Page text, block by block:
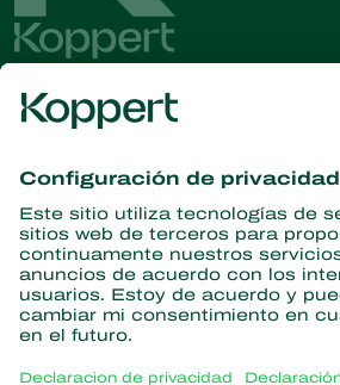
información
Suscríbase aquí
Partners with Nature